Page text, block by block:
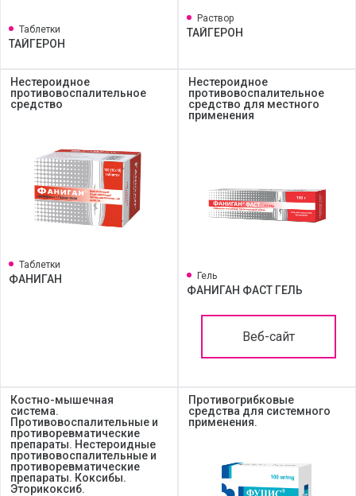
Таблетки
ТАЙГЕРОН
Раствор
ТАЙГЕРОН
Нестероидное
противовоспалительное
средство
Таблетки
ФАНИГАН
Нестероидное
противовоспалительное
средство для местного
применения
Гель
ФАНИГАН ФАСТ ГЕЛЬ
Веб-сайт
Костно-мышечная
система.
Противовоспалительные и
противоревматические
препараты. Нестероидные
противовоспалительные и
противоревматические
препараты. Коксибы.
Эторикоксиб.
Противогрибковые
средства для системного
применения.